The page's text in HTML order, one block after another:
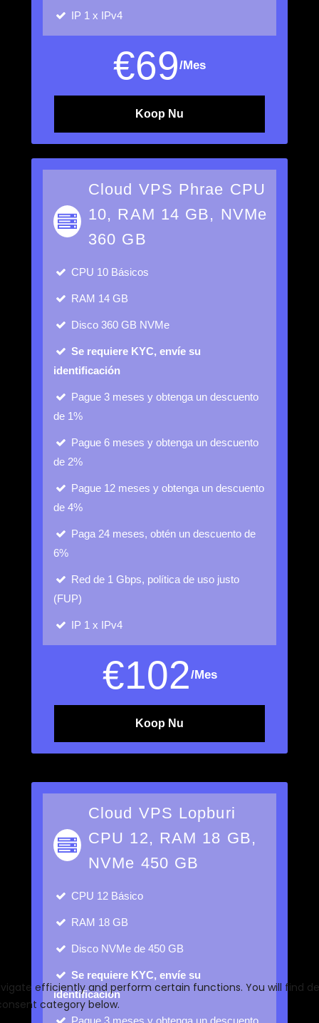
IP 1 x IPv4
€69/Mes
Koop Nu
Cloud VPS Phrae CPU
10, RAM 14 GB, NVMe
360 GB
CPU 10 Básicos
RAM 14 GB
Disco 360 GB NVMe
Se requiere KYC, envíe su
identificación
Pague 3 meses y obtenga un descuento
de 1%
Pague 6 meses y obtenga un descuento
de 2%
Pague 12 meses y obtenga un descuento
de 4%
Paga 24 meses, obtén un descuento de
6%
Red de 1 Gbps, política de uso justo
(FUP)
IP 1 x IPv4
€102/Mes
Koop Nu
Cloud VPS Lopburi
CPU 12, RAM 18 GB,
NVMe 450 GB
CPU 12 Básico
RAM 18 GB
Disco NVMe de 450 GB
Se requiere KYC, envíe su
identificación